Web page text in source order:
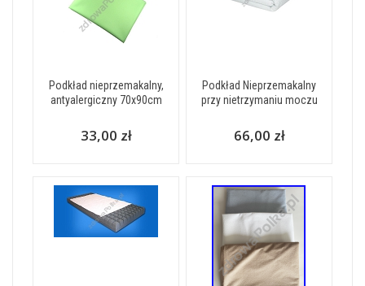
Podkład nieprzemakalny,
antyalergiczny 70x90cm
33,00 zł
Podkład Nieprzemakalny
przy nietrzymaniu moczu
66,00 zł